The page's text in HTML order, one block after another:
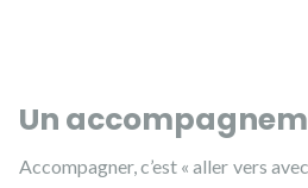
Un
Accompagner, c’est « aller vers